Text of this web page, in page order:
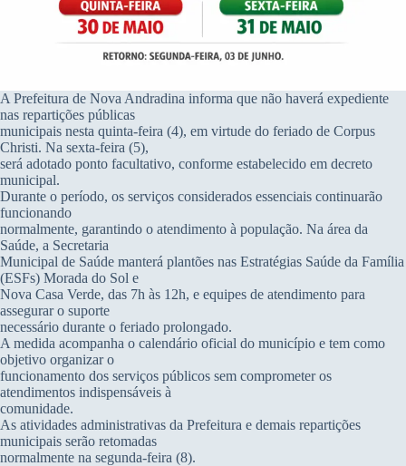
A Prefeitura de Nova Andradina informa que não haverá expediente
nas repartições públicas
municipais nesta quinta-feira (4), em virtude do feriado de Corpus
Christi. Na sexta-feira (5),
será adotado ponto facultativo, conforme estabelecido em decreto
municipal.
Durante o período, os serviços considerados essenciais continuarão
funcionando
normalmente, garantindo o atendimento à população. Na área da
Saúde, a Secretaria
Municipal de Saúde manterá plantões nas Estratégias Saúde da Família
(ESFs) Morada do Sol e
Nova Casa Verde, das 7h às 12h, e equipes de atendimento para
assegurar o suporte
necessário durante o feriado prolongado.
A medida acompanha o calendário oficial do município e tem como
objetivo organizar o
funcionamento dos serviços públicos sem comprometer os
atendimentos indispensáveis à
comunidade.
As atividades administrativas da Prefeitura e demais repartições
municipais serão retomadas
normalmente na segunda-feira (8).